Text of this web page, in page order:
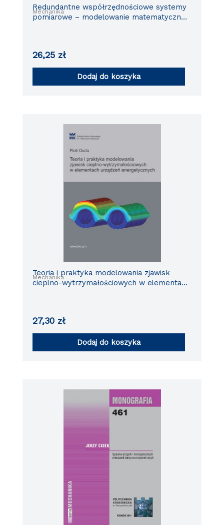
Mechanika
Redundantne współrzędnościowe systemy
pomiarowe – modelowanie matematyczne i
26,25 zł
Dodaj do koszyka
Mechanika
Teoria i praktyka modelowania zjawisk
cieplno-wytrzymałościowych w elementach
27,30 zł
Dodaj do koszyka